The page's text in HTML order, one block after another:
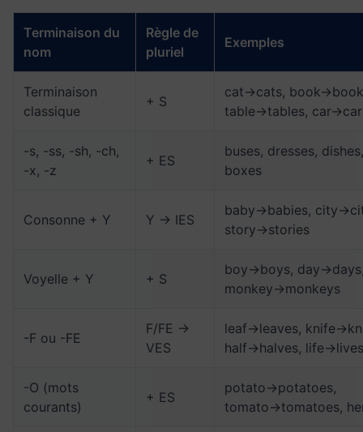
Terminaison du
nom
Règle de
pluriel
Exemples
Terminaison
classique
+ S
cat→cats,
table→tables,
-s, -ss, -sh, -ch,
-x, -z
+ ES
buses, dresses,
boxes
Consonne + Y Y → IES
baby→babies,
story→stories
Voyelle + Y + S
boy→boys,
monkey→monkeys
-F ou -FE
F/FE →
VES
leaf→leaves,
half→halves, life→lives
-O (mots
courants)
+ ES
potato→potatoes,
tomato→tomatoes,